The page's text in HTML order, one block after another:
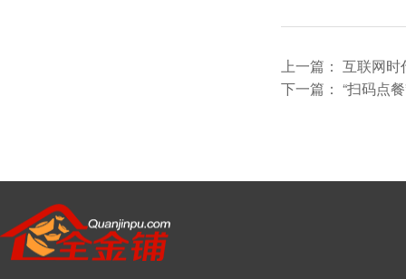
上一篇： 互联网时
下一篇： “扫码点